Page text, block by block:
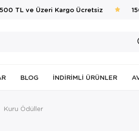
TL ve Üzeri Kargo Ücretsiz
BLOG İNDIRIMLI ÜRÜNLER
Kuru Ödüller